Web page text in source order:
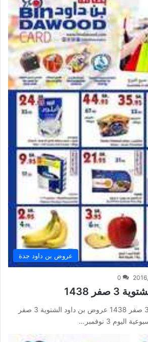
عروض بن داود جدة
0
1438
عروض بن داود الشتوية 3 صفر 1438 عروض بن داود الشتوية 3 صفر